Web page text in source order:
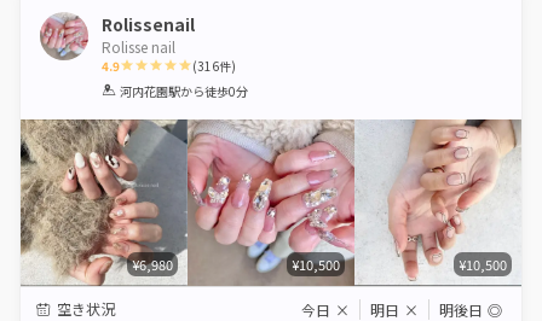
Rolissenail
Rolisse nail
4.9
1 2 3 4 5
(316件)
河内花園駅から徒歩0分
¥6,980 ¥10,500 ¥10,500
空き状況 今日 × 明日 × 明後日 ◎